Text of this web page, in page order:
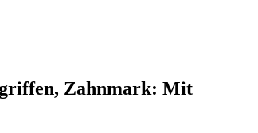
Zahnmark: Mit